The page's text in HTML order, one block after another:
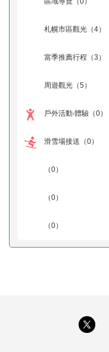
札幌市區觀光 （4）
當季推薦行程 （3）
周遊觀光 （5）
戶外活動‧體驗 （0）
滑雪場接送 （0）
（0）
（0）
（0）